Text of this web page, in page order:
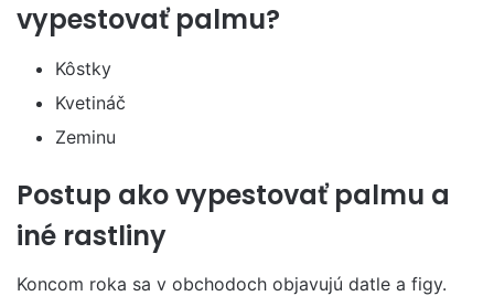
vypestovať palmu?
Kôstky
Kvetináč
Zeminu
Postup ako vypestovať palmu a
iné rastliny
Koncom roka sa v obchodoch objavujú datle a figy.